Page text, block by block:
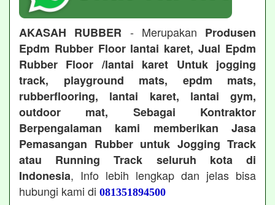
AKASAH RUBBER - Merupakan Produsen
Epdm Rubber Floor lantai karet, Jual Epdm
Rubber Floor /lantai karet Untuk jogging
track, playground mats, epdm mats,
rubberflooring, lantai karet, lantai gym,
outdoor mat, Sebagai Kontraktor
Berpengalaman kami memberikan Jasa
Pemasangan Rubber untuk Jogging Track
atau Running Track seluruh kota di
Indonesia, Info lebih lengkap dan jelas bisa
hubungi kami di 081351894500